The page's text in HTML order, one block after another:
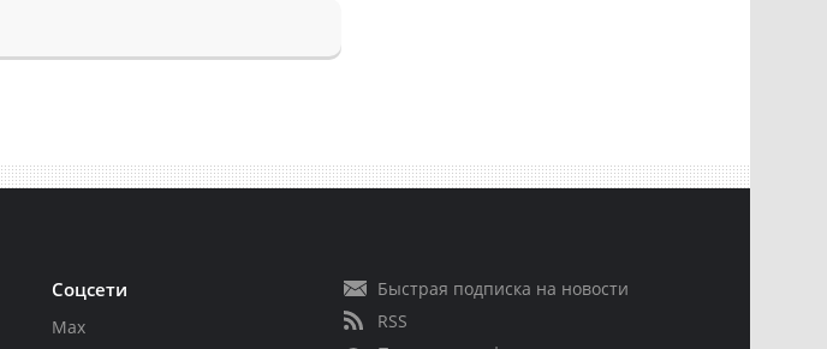
Соцсети
Max
Быстрая подписка на новости
RSS